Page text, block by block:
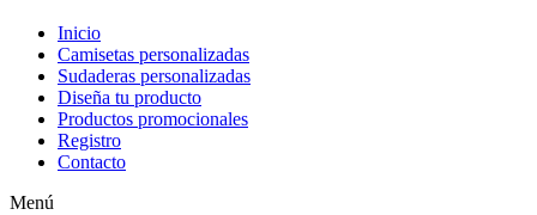
Inicio
Camisetas personalizadas
Sudaderas personalizadas
Diseña tu producto
Productos promocionales
Registro
Contacto
Menú